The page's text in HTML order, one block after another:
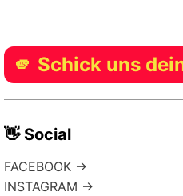
🫵 Schick uns
👋 Social
FACEBOOK →
INSTAGRAM →